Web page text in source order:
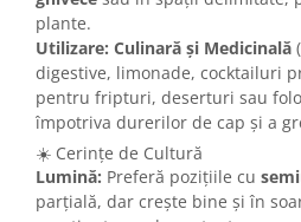
plante.
Utilizare: Culinară și Medicinală
digestive, limonade, cocktailuri
pentru fripturi, deserturi sau
împotriva durerilor de cap și a
☀️ Cerințe de Cultură
Lumină: Preferă pozițiile cu
parțială, dar crește bine și în